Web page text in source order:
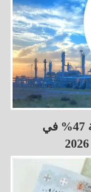
دانة غاز تحقق ارتفاعاً بنسبة 47% في